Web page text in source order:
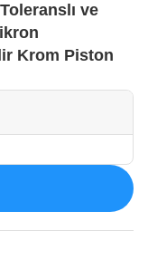
ve
Krom Piston